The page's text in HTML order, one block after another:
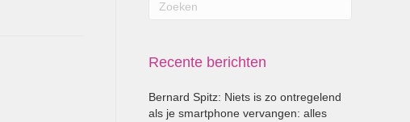
Recente berichten
Bernard Spitz: Niets is zo ontregelend
als je smartphone vervangen: alles